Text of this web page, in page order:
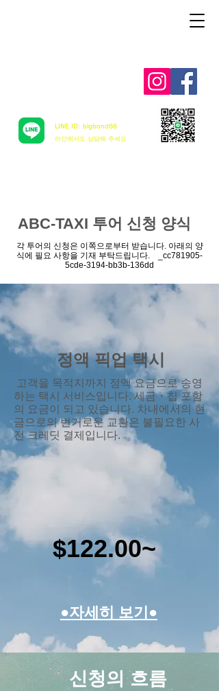
LINE ID: bigbond66
​라인에서도 상담해 주세요
ABC-TAXI 투어 신청 양식
각 투어의 신청은 이쪽으로부터 받습니다. 아래의 양
식에 필요 사항을 기재 부탁드립니다. _cc781905-
5cde-3194-bb3b-136dd
정액 픽업 택시
​ 고객을 목적지까지 정액 요금으로 송영
하는 택시 서비스입니다. 세금・칩 포함
의 요금이 되고 있습니다. 차내에서의 현
금으로의 번거로운 교환은 불필요한 사
전 크레딧 결제입니다.
$122.00~
●자세히 보기●
신청의 흐름